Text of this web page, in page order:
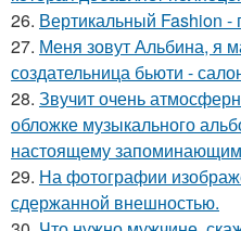
26. Вертикальный Fashion -
27. Меня зовут Альбина, я
создательница бьюти -
28. Звучит очень
обложке музыкального
настоящему
29. На фотографии
сдержанной внешностью.